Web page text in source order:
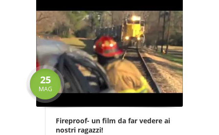
25
MAG
Fireproof- un film da far vedere ai
nostri ragazzi!